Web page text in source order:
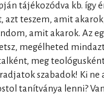
tájékozódva kb. így
azt teszem, amit
amit akarok. Az
megélheted
meg
szabadok! Ki ne
tanítványa lenni?